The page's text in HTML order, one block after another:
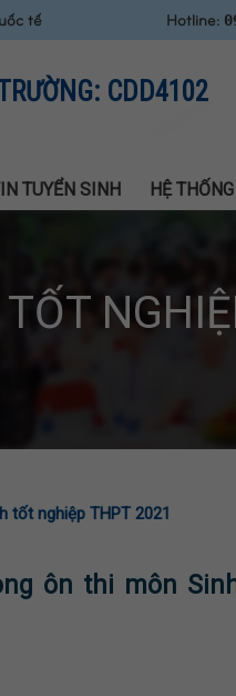
tế Hotline:
CDD4102
TUYỂN SINH HỆ
tốt nghiệp THPT 2021
ôn thi môn